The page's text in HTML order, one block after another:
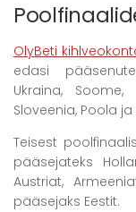
OlyBeti
edasi
Ukraina, Soome,
Sloveenia, Poola ja
Teisest
pääsejateks
Austriat,
pääsejaks Eestit.